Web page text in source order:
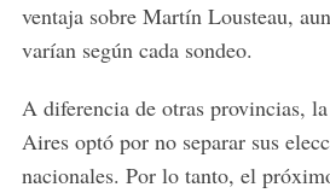
ventaja sobre Martín Lousteau,
varían según cada sondeo.
A diferencia de otras provincias,
Aires optó por no separar sus
nacionales. Por lo tanto, el